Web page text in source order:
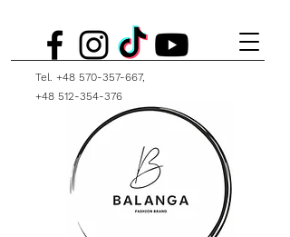
Tel. +48 570-357-667,
+48 512-354-376